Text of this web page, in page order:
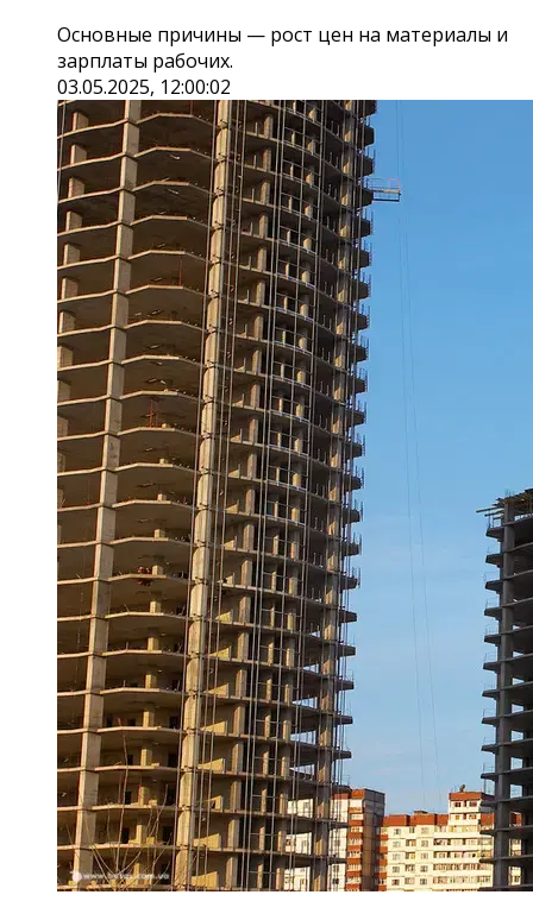
Основные причины — рост цен на материалы и
зарплаты рабочих.
03.05.2025, 12:00:02